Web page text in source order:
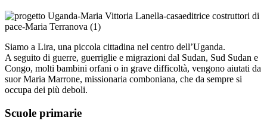
Siamo a Lira, una piccola cittadina nel centro dell’Uganda.
A seguito di guerre, guerriglie e migrazioni dal Sudan, Sud Sudan e
Congo, molti bambini orfani o in grave difficoltà, vengono aiutati da
suor Maria Marrone, missionaria comboniana, che da sempre si
occupa dei più deboli.
Scuole primarie